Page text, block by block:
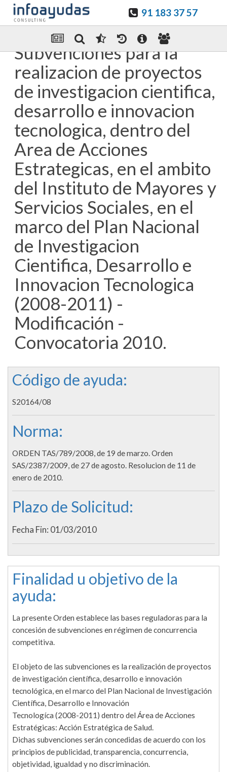
91 183 37 57
Enviar Por email
Subvenciones para la
realizacion de proyectos
de investigacion cientifica,
desarrollo e innovacion
tecnologica, dentro del
Area de Acciones
Estrategicas, en el ambito
del Instituto de Mayores y
Servicios Sociales, en el
marco del Plan Nacional
de Investigacion
Cientifica, Desarrollo e
Innovacion Tecnologica
(2008-2011) -
Modificación -
Convocatoria 2010.
Código de ayuda:
S20164/08
Norma:
ORDEN TAS/789/2008, de 19 de marzo. Orden
SAS/2387/2009, de 27 de agosto. Resolucion de 11 de
enero de 2010.
Plazo de Solicitud:
Fecha Fin: 01/03/2010
Finalidad u objetivo de la
ayuda:
La presente Orden establece las bases reguladoras para la
concesión de subvenciones en régimen de concurrencia
competitiva.
El objeto de las subvenciones es la realización de proyectos
de investigación científica, desarrollo e innovación
tecnológica, en el marco del Plan Nacional de Investigación
Científica, Desarrollo e Innovación
Tecnologíca (2008-2011) dentro del Área de Acciones
Estratégicas: Acción Estratégica de Salud.
Dichas subvenciones serán concedidas de acuerdo con los
principios de publicidad, transparencia, concurrencia,
objetividad, igualdad y no discriminación.